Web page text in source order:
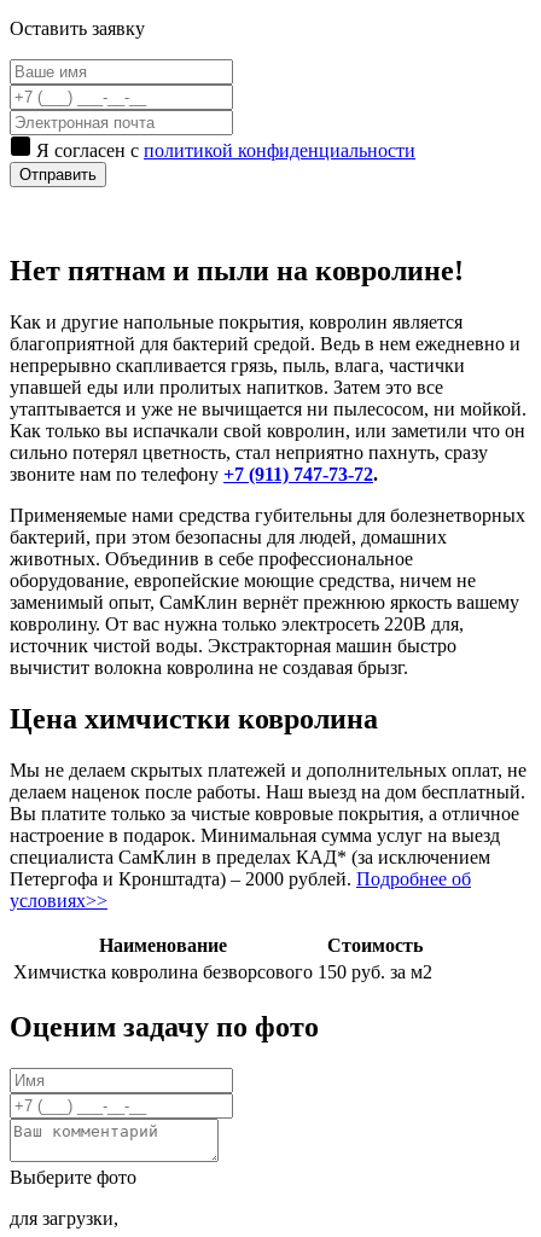
Оставить заявку
Я согласен с политикой конфиденциальности
Отправить
Нет пятнам и пыли на ковролине!
Как и другие напольные покрытия, ковролин является
благоприятной для бактерий средой. Ведь в нем ежедневно и
непрерывно скапливается грязь, пыль, влага, частички
упавшей еды или пролитых напитков. Затем это все
утаптывается и уже не вычищается ни пылесосом, ни мойкой.
Как только вы испачкали свой ковролин, или заметили что он
сильно потерял цветность, стал неприятно пахнуть, сразу
звоните нам по телефону +7 (911) 747-73-72.
Применяемые нами средства губительны для болезнетворных
бактерий, при этом безопасны для людей, домашних
животных. Объединив в себе профессиональное
оборудование, европейские моющие средства, ничем не
заменимый опыт, СамКлин вернёт прежнюю яркость вашему
ковролину. От вас нужна только электросеть 220В для,
источник чистой воды. Экстракторная машин быстро
вычистит волокна ковролина не создавая брызг.
Цена химчистки ковролина
Мы не делаем скрытых платежей и дополнительных оплат, не
делаем наценок после работы. Наш выезд на дом бесплатный.
Вы платите только за чистые ковровые покрытия, а отличное
настроение в подарок. Минимальная сумма услуг на выезд
специалиста СамКлин в пределах КАД* (за исключением
Петергофа и Кронштадта) – 2000 рублей. Подробнее об
условиях>>
Наименование
Стоимость
Химчистка ковролина безворсового 150 руб. за м2
Оценим задачу по фото
Выберите фото
для загрузки,